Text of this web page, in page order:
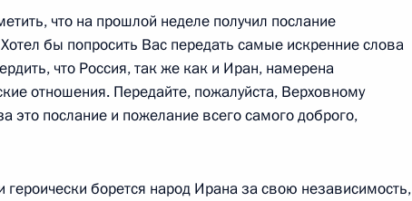
совета национальной
что на прошлой неделе получил послание
бы попросить Вас передать самые искренние слова
что Россия, так же как и Иран, намерена
отношения. Передайте, пожалуйста, Верховному
это послание и пожелание всего самого доброго,
борется народ Ирана за свою независимость,